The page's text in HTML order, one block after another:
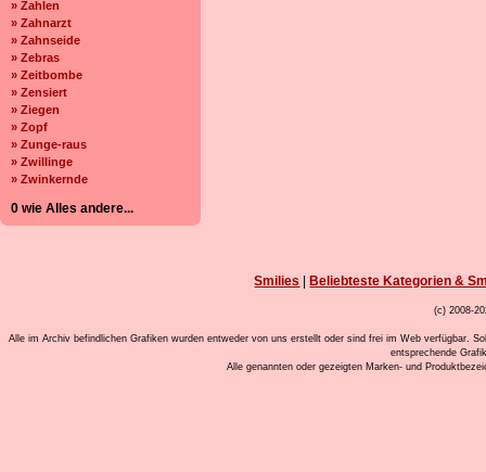
» Zahlen
» Zahnarzt
» Zahnseide
» Zebras
» Zeitbombe
» Zensiert
» Ziegen
» Zopf
» Zunge-raus
» Zwillinge
» Zwinkernde
0 wie Alles andere...
Smilies Beliebteste Kategorien &
(c) 2008-
Alle im Archiv befindlichen Grafiken wurden entweder von uns erstellt oder sind frei im Web verfügbar.
entsprechende
Alle genannten oder gezeigten Marken- und